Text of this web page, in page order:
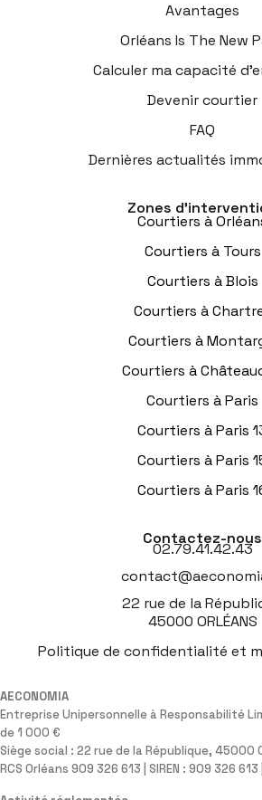
Avantages
Orléans Is The New
Calculer ma capacité
Devenir courtier
FAQ
Dernières actualités
Zones
Courtiers à
Courtiers à Tours
Courtiers à Blois
Courtiers à
Courtiers à
Courtiers à
Courtiers à Paris
Courtiers à Paris
Courtiers à Paris
Courtiers à Paris
Contactez-nous
02.79.41.42.43
22 rue de la
45000 ORLÉANS
Politique de confidentialité et
AECONOMIA
Entreprise Unipersonnelle à Responsabilité
de 1 000 €
Siège social : 22 rue de la République, 45000
RCS Orléans 909 326 613 | SIREN : 909 326